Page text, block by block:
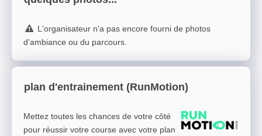
L'organisateur n'a pas encore fourni de photos
d'ambiance ou du parcours.
plan d'entrainement (RunMotion)
Mettez toutes les chances de votre côté
pour réussir votre course avec votre plan